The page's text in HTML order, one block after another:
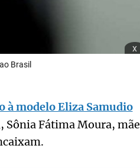
x
Brasil
à modelo Eliza Samudio
Sônia Fátima Moura, mãe